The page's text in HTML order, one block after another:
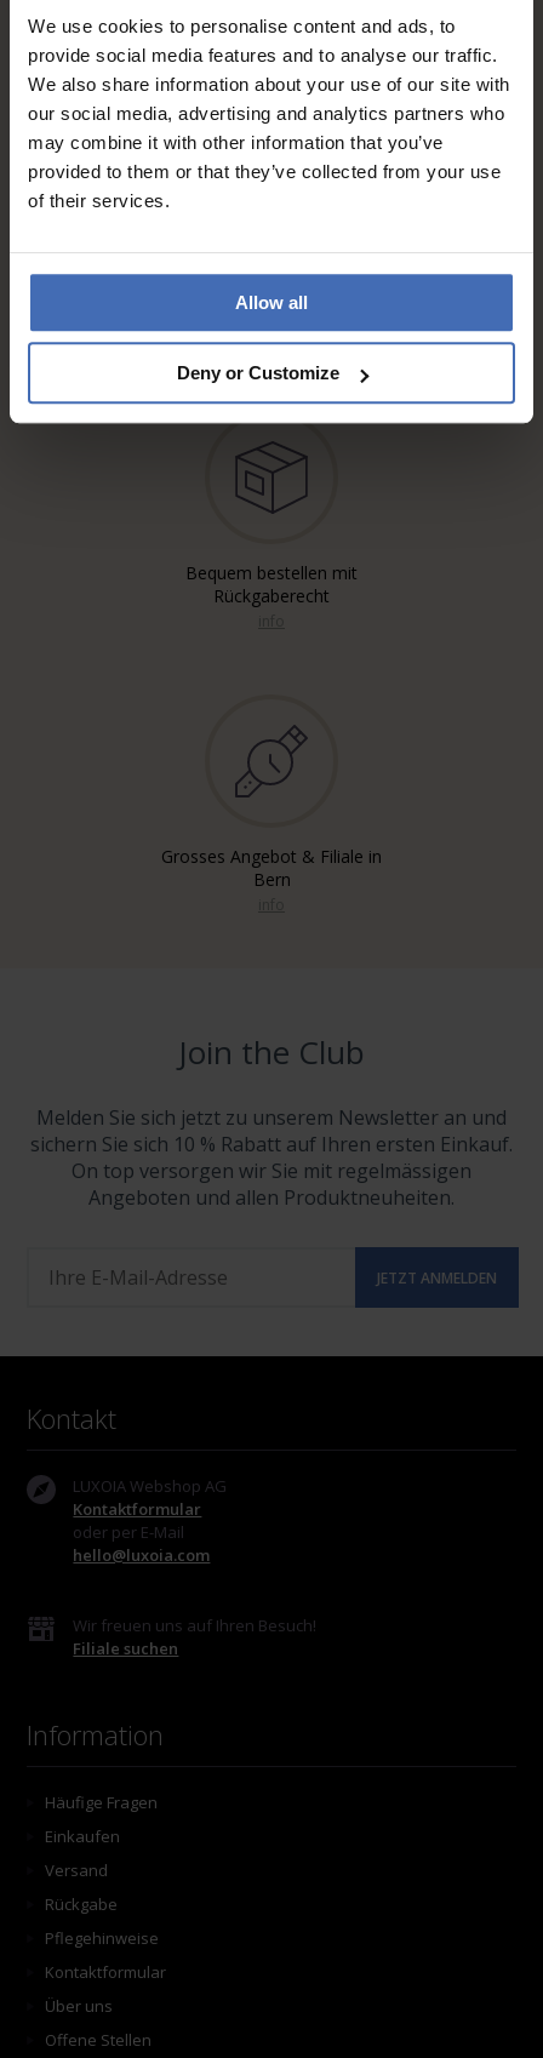
We use cookies to personalise content and ads, to
provide social media features and to analyse our traffic.
We also share information about your use of our site with
our social media, advertising and analytics partners who
may combine it with other information that you’ve
provided to them or that they’ve collected from your use
of their services.
Allow all
Deny or Customize
5'000.-
info
eingeschrieben & A-Post
info
Bequem bestellen mit
Rückgaberecht
Grosses Angebot & Filiale in
Bern
Join the Club
Melden Sie sich jetzt zu unserem Newsletter an und
sichern Sie sich 10 % Rabatt auf Ihren ersten Einkauf.
On top versorgen wir Sie mit regelmässigen
Angeboten und allen Produktneuheiten.
Kontakt
LUXOIA Webshop AG
Kontaktformular
oder per E-Mail
hello@luxoia.com
Wir freuen uns auf Ihren Besuch!
Filiale suchen
Information
Häufige Fragen
Einkaufen
Versand
Rückgabe
Pflegehinweise
Kontaktformular
Über uns
Offene Stellen